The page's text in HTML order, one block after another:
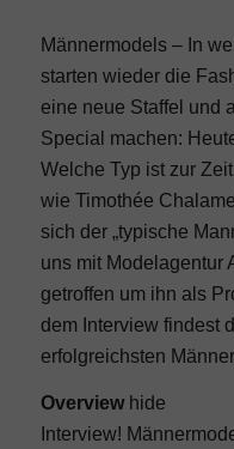
Männermodels – In
starten wieder die
eine neue Staffel und
Special machen:
Welche Typ ist zur
wie Timothée
sich der „typische
uns mit Modelagentur
getroffen um ihn als
dem Interview findest
erfolgreichsten
Overview hide
Interview!